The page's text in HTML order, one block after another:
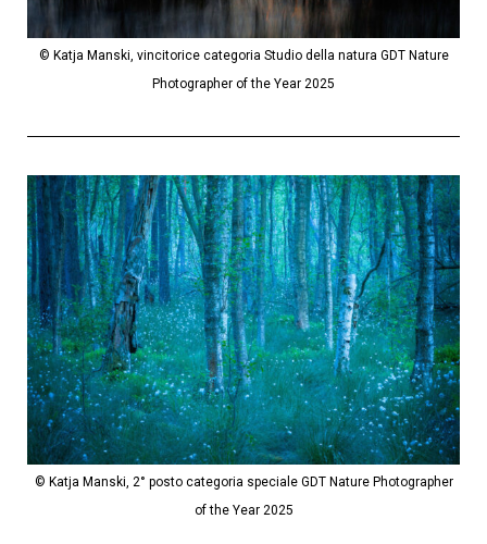
© Katja Manski, vincitorice categoria Studio della natura GDT Nature
Photographer of the Year 2025
© Katja Manski, 2° posto categoria speciale GDT Nature Photographer
of the Year 2025